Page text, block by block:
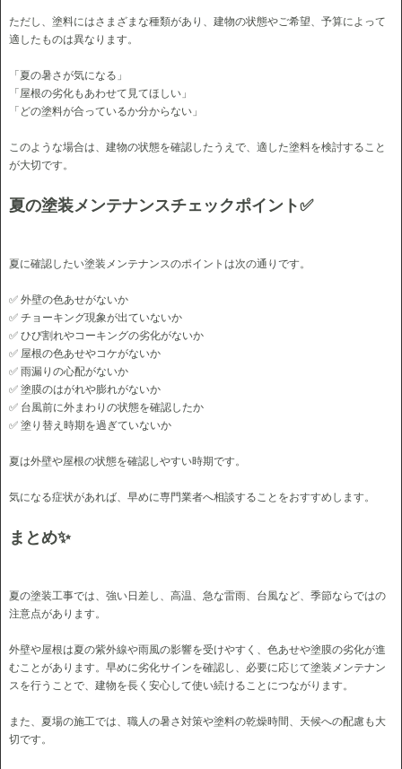
ただし、塗料にはさまざまな種類があり、建物の状態やご希望、予算によって
適したものは異なります。
「夏の暑さが気になる」
「屋根の劣化もあわせて見てほしい」
「どの塗料が合っているか分からない」
このような場合は、建物の状態を確認したうえで、適した塗料を検討すること
が大切です。
夏の塗装メンテナンスチェックポイント✅
夏に確認したい塗装メンテナンスのポイントは次の通りです。
✅ 外壁の色あせがないか
✅ チョーキング現象が出ていないか
✅ ひび割れやコーキングの劣化がないか
✅ 屋根の色あせやコケがないか
✅ 雨漏りの心配がないか
✅ 塗膜のはがれや膨れがないか
✅ 台風前に外まわりの状態を確認したか
✅ 塗り替え時期を過ぎていないか
夏は外壁や屋根の状態を確認しやすい時期です。
気になる症状があれば、早めに専門業者へ相談することをおすすめします。
まとめ✨
夏の塗装工事では、強い日差し、高温、急な雷雨、台風など、季節ならではの
注意点があります。
外壁や屋根は夏の紫外線や雨風の影響を受けやすく、色あせや塗膜の劣化が進
むことがあります。早めに劣化サインを確認し、必要に応じて塗装メンテナン
スを行うことで、建物を長く安心して使い続けることにつながります。
また、夏場の施工では、職人の暑さ対策や塗料の乾燥時間、天候への配慮も大
切です。